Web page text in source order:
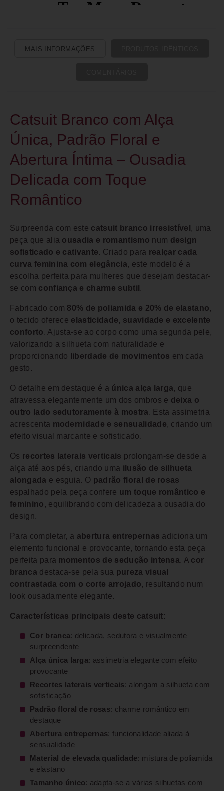
MAIS INFORMAÇÕES
Catsuit Branco com Alça
Única, Padrão Floral e
Abertura Íntima – Ousadia
Delicada com Toque
Romântico
Surpreenda com este catsuit branco irresistível , uma
peça que alia ousadia e romantismo num design
sofisticado e cativante. Criado para realçar cada
curva feminina com elegância, este modelo é a
escolha perfeita para mulheres que desejam destacar-
se com confiança e charme subtil .
Fabricado com 80% de poliamida e 20% de elastano,
o tecido oferece elasticidade, suavidade e excelente
conforto . Ajusta-se ao corpo como uma segunda pele,
valorizando a silhueta com naturalidade e
proporcionando
liberdade de movimentos em cada
gesto.
O detalhe em destaque é a única alça larga, que
atravessa elegantemente um dos ombros e deixa o
outro lado sedutoramente à mostra . Esta assimetria
acrescenta modernidade e sensualidade, criando um
efeito visual marcante e sofisticado.
Os recortes laterais verticais prolongam-se desde a
alça até aos pés, criando uma ilusão de silhueta
alongada e esguia. O padrão floral de rosas
espalhado pela peça confere um toque romântico e
feminino , equilibrando com delicadeza a ousadia do
design.
Para completar, a abertura entrepernas adiciona um
elemento funcional e provocante, tornando esta peça
perfeita para momentos de sedução intensa. A cor
branca destaca-se pela sua pureza visual
contrastada com o corte arrojado, resultando num
look ousadamente elegante.
Características principais deste catsuit:
Cor branca: delicada, sedutora e visualmente
surpreendente
Alça única larga: assimetria elegante com efeito
provocante
Recortes laterais verticais: alongam a silhueta com
sofisticação
Padrão floral de rosas: charme romântico em
destaque
Abertura entrepernas: funcionalidade aliada à
sensualidade
Material de elevada qualidade: mistura de poliamida
e elastano
Tamanho único: adapta-se a várias silhuetas com